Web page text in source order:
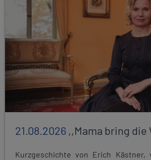
21.08.2026 ,,Mama bring die
Kurzgeschichte von Erich Kästner,